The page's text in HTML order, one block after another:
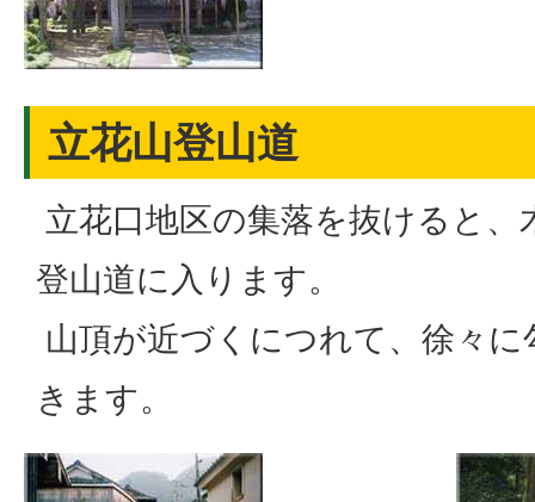
立花山登山道
立花口地区の集落を抜けると、
登山道に入ります。
山頂が近づくにつれて、徐々
きます。